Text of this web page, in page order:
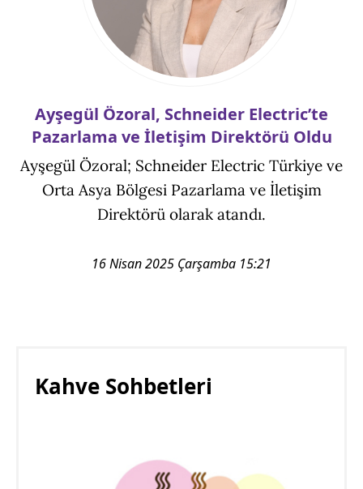
Ayşegül Özoral, Schneider Electric’te
Pazarlama ve İletişim Direktörü Oldu
Ayşegül Özoral; Schneider Electric Türkiye ve
Orta Asya Bölgesi Pazarlama ve İletişim
Direktörü olarak atandı.
16 Nisan 2025 Çarşamba 15:21
Kahve Sohbetleri